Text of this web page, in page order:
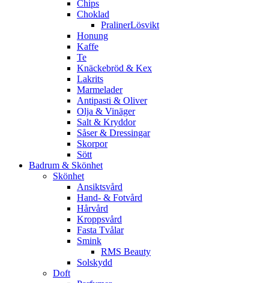
Chips
Choklad
PralinerLösvikt
Honung
Kaffe
Te
Knäckebröd & Kex
Lakrits
Marmelader
Antipasti & Oliver
Olja & Vinäger
Salt & Kryddor
Såser & Dressingar
Skorpor
Sött
Badrum & Skönhet
Skönhet
Ansiktsvård
Hand- & Fotvård
Hårvård
Kroppsvård
Fasta Tvålar
Smink
RMS Beauty
Solskydd
Doft